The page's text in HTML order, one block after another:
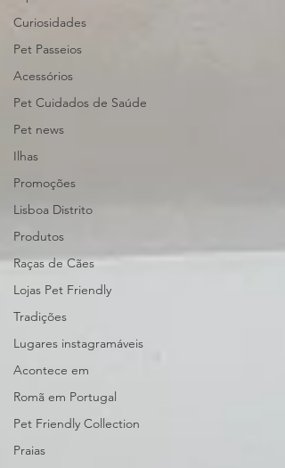
Curiosidades
Pet Passeios
Acessórios
Pet Cuidados de Saúde
Pet news
Ilhas
Promoções
Lisboa Distrito
Produtos
Raças de Cães
Lojas Pet Friendly
Tradições
Lugares instagramáveis
Acontece em
Romã em Portugal
Pet Friendly Collection
Praias